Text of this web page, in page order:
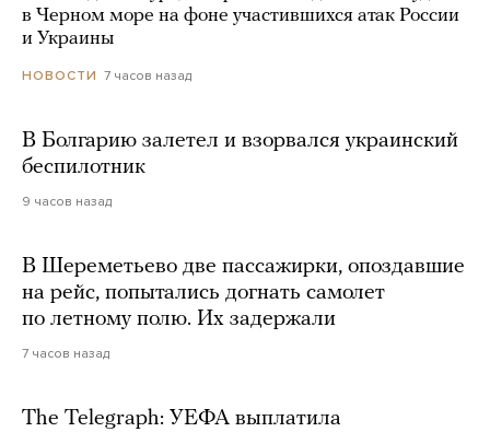
в Черном море на фоне участившихся атак России
и Украины
НОВОСТИ 7 часов назад
В Болгарию залетел и взорвался украинский
беспилотник
9 часов назад
В Шереметьево две пассажирки, опоздавшие
на рейс, попытались догнать самолет
по летному полю. Их задержали
7 часов назад
The Telegraph: УЕФА выплатила